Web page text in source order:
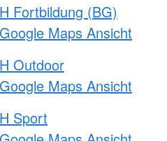
Fortbildung (BG)
Maps Ansicht
Outdoor
Maps Ansicht
Sport